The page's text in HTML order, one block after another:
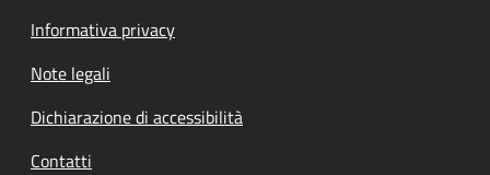
Informativa privacy
Note legali
Dichiarazione di accessibilità
Contatti